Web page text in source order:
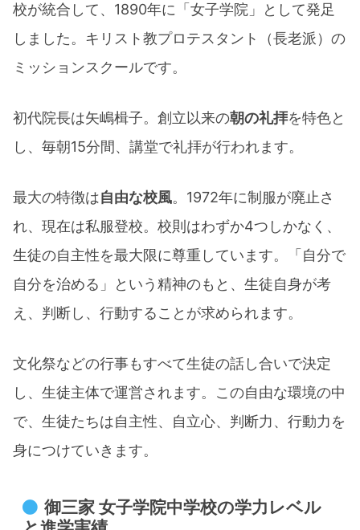
校が統合して、1890年に「女子学院」として発足
しました。キリスト教プロテスタント（長老派）の
ミッションスクールです。​
初代院長は矢嶋楫子。創立以来の朝の礼拝を特色と
し、毎朝15分間、講堂で礼拝が行われます。
最大の特徴は自由な校風。1972年に制服が廃止さ
れ、現在は私服登校。校則はわずか4つしかなく、
生徒の自主性を最大限に尊重しています。「自分で
自分を治める」という精神のもと、生徒自身が考
え、判断し、行動することが求められます。​
文化祭などの行事もすべて生徒の話し合いで決定
し、生徒主体で運営されます。この自由な環境の中
で、生徒たちは自主性、自立心、判断力、行動力を
身につけていきます。
御三家 女子学院中学校の学力レベル